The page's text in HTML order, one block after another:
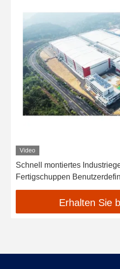
Video
Schnell montiertes
Fertigschuppen
Erhalten Sie